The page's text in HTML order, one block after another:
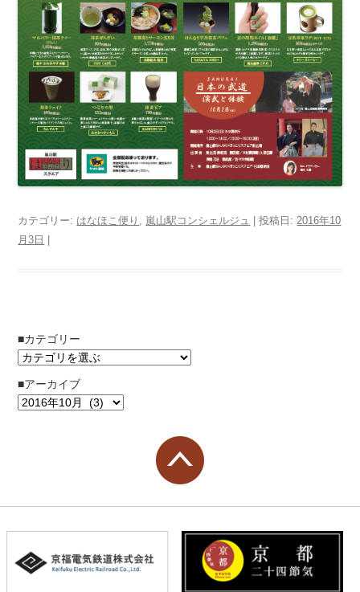
カテゴリー: はなほこ便り , 嵐山駅コンシェルジュ | 投稿日:2016年10
月3日
■カテゴリー
■アーカイブ